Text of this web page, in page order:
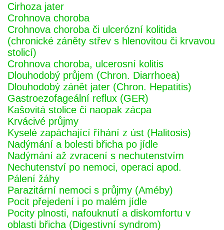
Cirhoza jater
Crohnova choroba
Crohnova choroba či ulcerózní kolitida
(chronické záněty střev s hlenovitou či krvavou
stolicí)
Crohnova choroba, ulcerosní kolitis
Dlouhodobý průjem (Chron. Diarrhoea)
Dlouhodobý zánět jater (Chron. Hepatitis)
Gastroezofageální reflux (GER)
Kašovitá stolice či naopak zácpa
Krvácivé průjmy
Kyselé zapáchající říhání z úst (Halitosis)
Nadýmání a bolesti břicha po jídle
Nadýmání až zvracení s nechutenstvím
Nechutenství po nemoci, operaci apod.
Pálení žáhy
Parazitární nemoci s průjmy (Améby)
Pocit přejedení i po malém jídle
Pocity plnosti, nafouknutí a diskomfortu v
oblasti břicha (Digestivní syndrom)